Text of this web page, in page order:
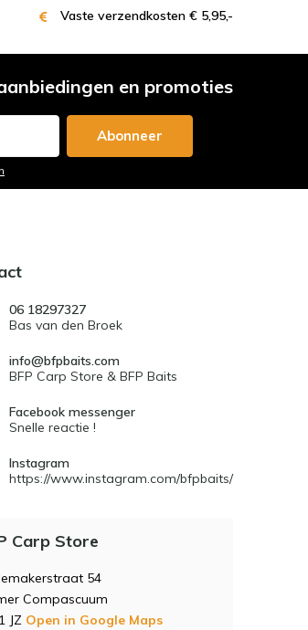
Vaste verzendkosten € 5,95,-
en promoties
Abonneer
06 18297327
Bas van den Broek
info@bfpbaits.com
BFP Carp Store & BFP Baits
Facebook messenger
Snelle reactie !
Instagram
https://www.instagram.com/bfpbaits/
Carp Store
54
Compascuum
JZ Open in Google Maps